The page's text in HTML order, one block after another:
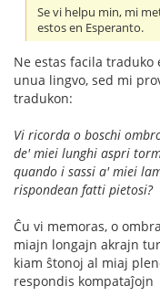
Se vi helpu min, mi
estos en Esperanto.
Ne estas facila
unua lingvo, sed mi
tradukon:
Vi ricorda o boschi
de' miei lunghi aspri
quando i sassi a' miei
rispondean fatti pietosi?
Ĉu vi memoras, o
miajn longajn akrajn
kiam ŝtonoj al miaj
respondis kompataĵojn